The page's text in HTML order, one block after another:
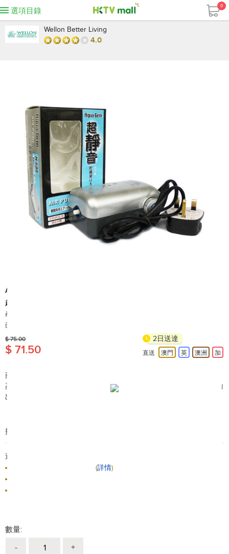
選項目錄
0
Wellon Better Living
4.0
Aqua Gem
超靜單咀泵 H-688 (ref: 998409)
產地: 中國
已售出 90+
$ 75.00
$ 71.50
2日送達
直送 澳門 英 澳洲 加
商品簡介:
高性能魚缸氣泵，超靜音，水深50cm以下的水槽為最適，無級輸
出控制器，單輸出口
搜尋編號︰A29680
送貨/退貨:
(詳情)
數量:
- +